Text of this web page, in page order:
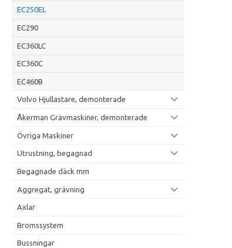
EC250EL
EC290
EC360LC
EC360C
EC460B
Volvo Hjullastare, demonterade
Åkerman Grävmaskiner, demonterade
Övriga Maskiner
Utrustning, begagnad
Begagnade däck mm
Aggregat, grävning
Axlar
Bromssystem
Bussningar